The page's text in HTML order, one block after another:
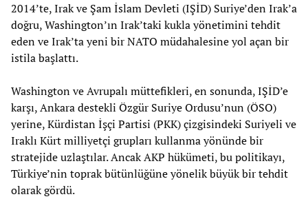
2014’te, Irak ve Şam İslam Devleti (IŞİD) Suriye’den Irak’a
doğru, Washington’ın Irak’taki kukla yönetimini tehdit
eden ve Irak’ta yeni bir NATO müdahalesine yol açan bir
istila başlattı.
Washington ve Avrupalı müttefikleri, en sonunda, IŞİD’e
karşı, Ankara destekli Özgür Suriye Ordusu’nun (ÖSO)
yerine, Kürdistan İşçi Partisi (PKK) çizgisindeki Suriyeli ve
Iraklı Kürt milliyetçi grupları kullanma yönünde bir
stratejide uzlaştılar. Ancak AKP hükümeti, bu politikayı,
Türkiye’nin toprak bütünlüğüne yönelik büyük bir tehdit
olarak gördü.